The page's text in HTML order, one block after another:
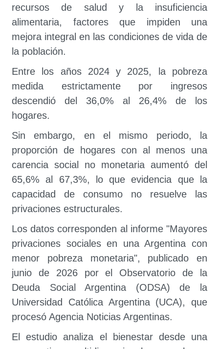
recursos de salud y la insuficiencia
alimentaria, factores que impiden una
mejora integral en las condiciones de vida de
la población.
Entre los años 2024 y 2025, la pobreza
medida estrictamente por ingresos
descendió del 36,0% al 26,4% de los
hogares.
Sin embargo, en el mismo periodo, la
proporción de hogares con al menos una
carencia social no monetaria aumentó del
65,6% al 67,3%, lo que evidencia que la
capacidad de consumo no resuelve las
privaciones estructurales.
Los datos corresponden al informe "Mayores
privaciones sociales en una Argentina con
menor pobreza monetaria", publicado en
junio de 2026 por el Observatorio de la
Deuda Social Argentina (ODSA) de la
Universidad Católica Argentina (UCA), que
procesó Agencia Noticias Argentinas.
El estudio analiza el bienestar desde una